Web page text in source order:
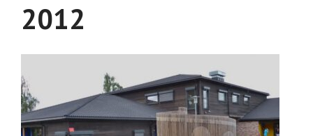
2012